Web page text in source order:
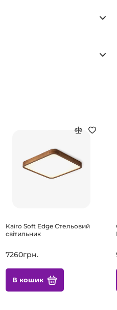
Kairo Soft Edge Стельовий
світильник
7260грн.
В кошик